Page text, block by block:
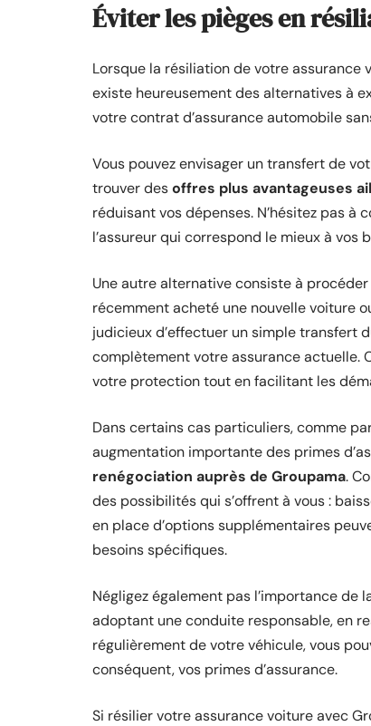
Éviter les pièges en
Lorsque la résiliation de votre assurance
existe heureusement des alternatives à
votre contrat d’assurance automobile
Vous pouvez envisager un transfert de
trouver desoffres plus avantageuses
réduisant vos dépenses. N’hésitez pas
l’assureur qui correspond le mieux à vos
Une autre alternative consiste à
récemment acheté une nouvelle voiture
judicieux d’effectuer un simple transfert
complètement votre assurance actuelle.
votre protection tout en facilitant les
Dans certains cas particuliers, comme
augmentation importante des primes
renégociation auprès de Groupama.
des possibilités qui s’offrent à vous :
en place d’options supplémentaires
besoins spécifiques.
Négligez également pas l’importance de
adoptant une conduite responsable, en
régulièrement de votre véhicule, vous
conséquent, vos primes d’assurance.
Si résilier votre assurance voiture avec